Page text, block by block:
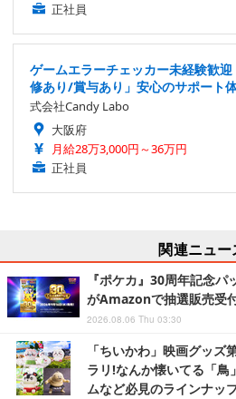
正社員
ゲームエラーチェッカー未経験歓
修あり/賞与あり」安心のサポート
式会社Candy Labo
大阪府
月給28万3,000円～36万円
正社員
関連ニュー
『ポケカ』30周年記念パ
がAmazonで抽選販売受
2026.08.06 Thu 03:30
「ちいかわ」映画グッ
ラリ!なんか懐いてる「
ムなど必見のラインナッ